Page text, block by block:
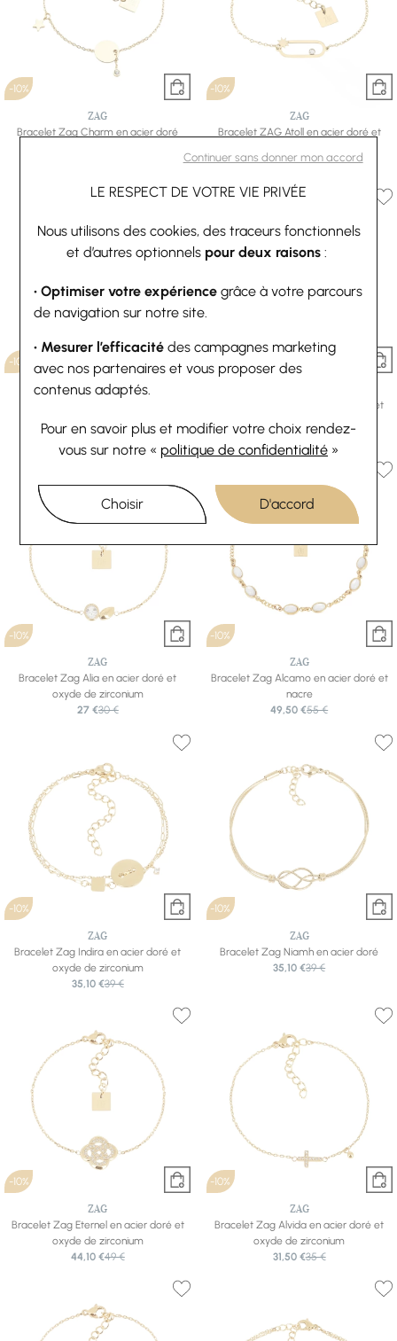
Continuer sans donner mon accord
LE RESPECT DE VOTRE VIE PRIVÉE
Nous utilisons des cookies, des traceurs fonctionnels
et d’autres optionnels pour deux raisons :
• Optimiser votre expérience grâce à votre parcours
de navigation sur notre site.
• Mesurer l’efficacité des campagnes marketing
avec nos partenaires et vous proposer des
contenus adaptés.
Pour en savoir plus et modifier votre choix rendez-
vous sur notre « politique de confidentialité »
Choisir D'accord
-10%
ZAG
Bracelet Zag Charm en acier doré
-10%
ZAG
Bracelet ZAG Atoll en acier doré et
28,80 €32 €
-10%
ZAG
35 €
Bracelet Zag Tergu en acier doré et
oxyde de zirconium
40,50 €45 €
-10%
ZAG
Bracelet Zag Alia en acier doré et
oxyde de zirconium
27 €30 €
-10%
ZAG
Bracelet Zag Alcamo en acier doré et
nacre
49,50 €55 €
-10%
ZAG
Bracelet Zag Indira en acier doré et
oxyde de zirconium
35,10 €39 €
-10%
ZAG
Bracelet Zag Niamh en acier doré
35,10 €39 €
-10%
ZAG
Bracelet Zag Eternel en acier doré et
oxyde de zirconium
44,10 €49 €
-10%
ZAG
Bracelet Zag Alvida en acier doré et
oxyde de zirconium
31,50 €35 €